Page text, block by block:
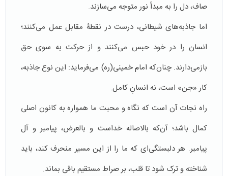
صاف، دل را به مبدأ نور متوجه می‌سازند.
اما جاذبه‌های شیطانی، درست در نقطۀ مقابل عمل می‌کنند؛
انسان را در خود حبس می‌کنند و از حرکت به سوی حق
بازمی‌دارند. چنان‌که امام خمینی(ره) می‌فرماید: این نوع جاذبه،
کار «جن» است، نه انسانِ کامل.
راه نجات آن است که نگاه و محبت ما همواره به کانون اصلی
کمال باشد؛ آن‌که بالاصاله خداست و بالعرض، پیامبر و آل
پیامبر. هر دلبستگی‌ای که ما را از این مسیر منحرف کند، باید
شناخته و ترک شود تا قلب، بر صراط مستقیم باقی بماند.